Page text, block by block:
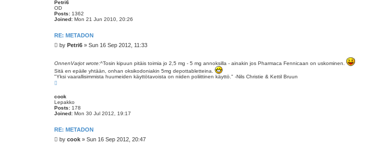
Petri6
OD
Posts: 1362
Joined: Mon 21 Jun 2010, 20:26
RE: METADON
P
t
by Petri6 » Sun 16 Sep 2012, 11:33
OnnenVarjot wrote:^Tosin kipuun pitäis toimia jo 2,5 mg - 5 mg annoksilla - ainakin jos Pharmaca Fennicaan on uskominen.
Sitä en epäile yhtään, onhan oksikodoniakin 5mg depottabletteina.
"Yksi vaarallisimmista huumeiden käyttötavoista on niiden poliittinen käyttö." -Nils Christie & Kettil Bruun
cook
Lepakko
Posts: 178
Joined: Mon 30 Jul 2012, 19:17
RE: METADON
Pby cook » Sun 16 Sep 2012, 20:47